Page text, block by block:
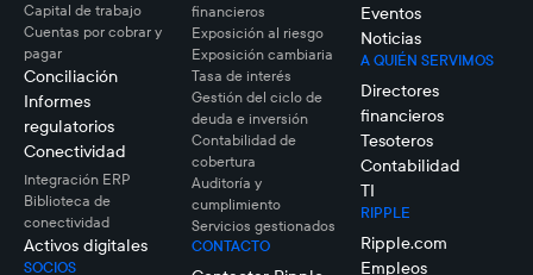
Capital de trabajo
Cuentas por cobrar y
pagar
Conciliación
Informes
regulatorios
Conectividad
Integración ERP
Biblioteca de
conectividad
Activos digitales
SOCIOS
financieros
Exposición al riesgo
Exposición cambiaria
Tasa de interés
Gestión del ciclo de
deuda e inversión
Contabilidad de
cobertura
Auditoría y
cumplimiento
Servicios gestionados
CONTACTO
Eventos
Noticias
A QUIÉN SERVIMOS
Directores
financieros
Tesoteros
Contabilidad
TI
RIPPLE
Ripple.com
Empleos